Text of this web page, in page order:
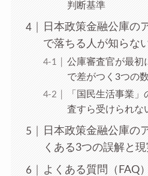
判断基準
日本政策金融公庫の
で落ちる人が知らな
公庫審査官が最初
で差がつく3つの
「国民生活事業
査すら受けられな
日本政策金融公庫の
くある3つの誤解と現
よくある質問（FAQ）